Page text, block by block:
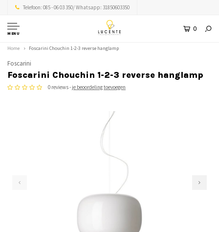
Telefoon: 085 - 06 03 350/ Whatsapp: 31850603350
MENU
0
Home Foscarini Chouchin 1-2-3 reverse hanglamp
Foscarini
Foscarini Chouchin 1-2-3 reverse hanglamp
0 reviews - je beoordeling toevoegen